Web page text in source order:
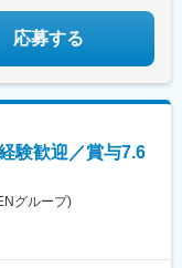
府駅、小波瀬西工大前
早駅、佐賀駅、光の森
宮駅(阪神)、明石駅、電
駅、鹿児島中央駅前
町駅(東京都)、新宿駅、
駅、保土ケ谷駅、第一通
応募する
験歓迎／賞与7.6
グループ)